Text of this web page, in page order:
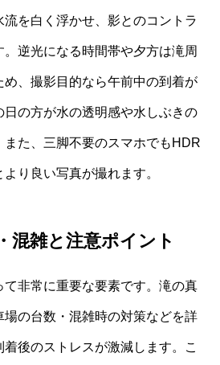
を白く浮かせ、影とのコントラ
。逆光になる時間帯や夕方は滝周
、撮影目的なら午前中の到着が
の方が水の透明感や水しぶきの
また、三脚不要のスマホでもHDR
り良い写真が撮れます。
混雑と注意ポイント
非常に重要な要素です。滝の真
の台数・混雑時の対策などを詳
後のストレスが激減します。こ